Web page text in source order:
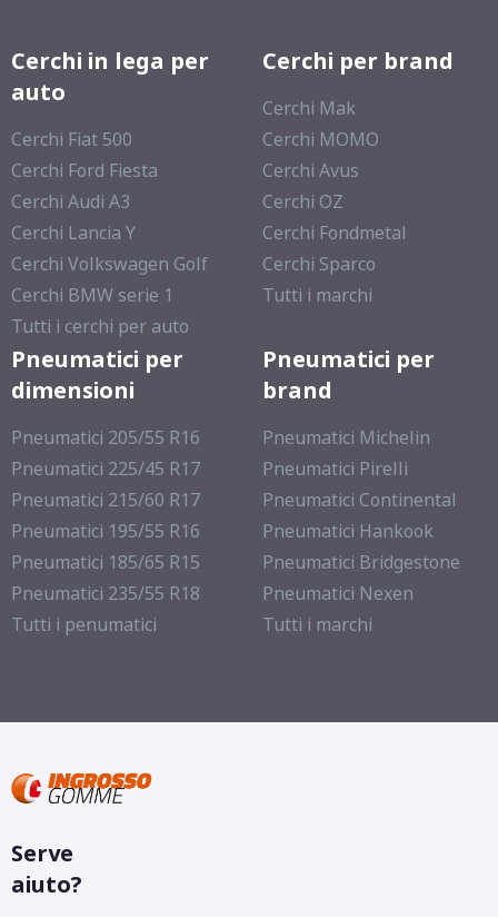
Cerchi in lega per
auto
Cerchi Fiat 500
Cerchi Ford Fiesta
Cerchi Audi A3
Cerchi Lancia Y
Cerchi Volkswagen Golf
Cerchi BMW serie 1
Tutti i cerchi per auto
Cerchi per brand
Cerchi Mak
Cerchi MOMO
Cerchi Avus
Cerchi OZ
Cerchi Fondmetal
Cerchi Sparco
Tutti i marchi
Pneumatici per
dimensioni
Pneumatici 205/55 R16
Pneumatici 225/45 R17
Pneumatici 215/60 R17
Pneumatici 195/55 R16
Pneumatici 185/65 R15
Pneumatici 235/55 R18
Tutti i penumatici
Pneumatici per
brand
Pneumatici Michelin
Pneumatici Pirelli
Pneumatici Continental
Pneumatici Hankook
Pneumatici Bridgestone
Pneumatici Nexen
Tutti i marchi
Serve
aiuto?